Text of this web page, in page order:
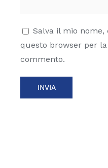
Salva il mio nome,
questo browser per
commento.